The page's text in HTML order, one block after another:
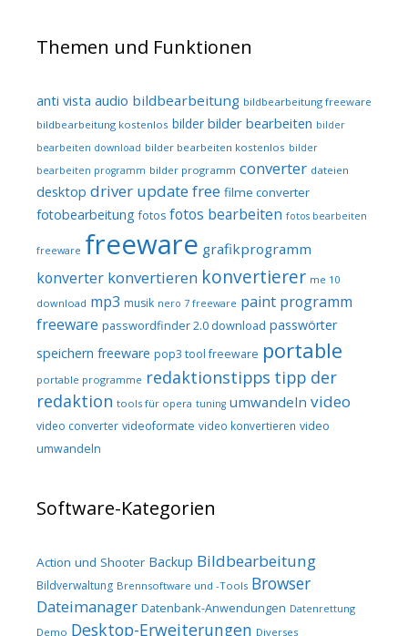
Themen und Funktionen
anti vista audio bildbearbeitung bildbearbeitung freeware
bildbearbeitung kostenlos bilder bilder bearbeiten bilder
bearbeiten download bilder bearbeiten kostenlos bilder
bearbeiten programm bilder programm converter dateien
desktop driver update free filme converter
fotobearbeitung fotos fotos bearbeiten fotos bearbeiten
freeware freeware grafikprogramm
konverter konvertieren konvertierer me 10
download mp3 musik nero 7 freeware paint programm
freeware passwordfinder 2.0 download passwörter
speichern freeware pop3 tool freeware portable
portable programme redaktionstipps tipp der
redaktion tools für opera tuning umwandeln video
video converter videoformate video konvertieren video
umwandeln
Software-Kategorien
Action und Shooter Backup Bildbearbeitung
Bildverwaltung Brennsoftware und -Tools Browser
Dateimanager Datenbank-Anwendungen Datenrettung
Demo Desktop-Erweiterungen Diverses